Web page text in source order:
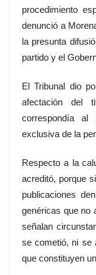
procedimiento
denunció a
la presunta
partido y el
El Tribunal dio
afectación del
correspondía al
exclusiva de la
Respecto a la
acreditó, porque
publicaciones
genéricas que no
señalan
se cometió, ni se
que constituyen